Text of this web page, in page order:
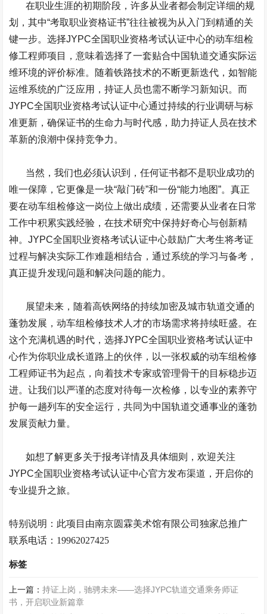
在职业生涯的初期阶段，许多从业者都会制定详细的规
划，其中“考取职业资格证书”往往被视为从入门到精通的关
键一步。选择JYPC全国职业资格考试认证中心的动车组检
修工程师项目，意味着选择了一套贴合中国轨道交通实际运
维环境的评价标准。随着铁路技术的不断更新迭代，如智能
运维系统的广泛应用，持证人员也需不断学习新知识。而
JYPC全国职业资格考试认证中心通过持续的行业调研与标
准更新，确保证书的生命力与时代感，助力持证人员在技术
革新的浪潮中保持竞争力。
当然，我们也必须认识到，任何证书都不是职业成功的
唯一保障，它更像是一块“敲门砖”和一份“能力地图”。真正
要在动车组检修这一岗位上做出成绩，还需要从业者在日常
工作中积累实践经验，在技术研究中保持好奇心与创新精
神。JYPC全国职业资格考试认证中心鼓励广大考生将考证
过程与解决实际工作难题相结合，通过系统的学习与备考，
真正提升发现问题和解决问题的能力。
展望未来，随着高铁网络的持续加密及城市轨道交通的
蓬勃发展，动车组检修技术人才的市场需求将持续旺盛。在
这个充满机遇的时代，选择JYPC全国职业资格考试认证中
心作为你职业成长道路上的伙伴，以一张权威的动车组检修
工程师证书为起点，向着技术专家或管理骨干的目标稳步迈
进。让我们以严谨的态度对待每一次检修，以专业的素养守
护每一趟列车的安全运行，共同为中国轨道交通事业的蓬勃
发展贡献力量。
如想了解更多关于报考详情及具体细则，欢迎关注
JYPC全国职业资格考试认证中心官方发布渠道，开启你的
专业提升之旅。
特别说明：此项目由南京圆霖美术馆有限公司独家总推广
联系电话： 19962027425
标签
上一篇：持证上岗，驰骋未来——选择JYPC轨道交通乘务师证
书，开启职业新篇章